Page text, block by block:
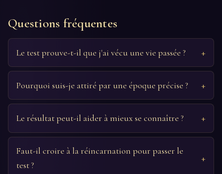
Questions fréquentes
Le test prouve-t-il que j'ai vécu une vie passée ?
Pourquoi suis-je attiré par une époque précise ?
Le résultat peut-il aider à mieux se connaître ?
Faut-il croire à la réincarnation pour passer le
test ?